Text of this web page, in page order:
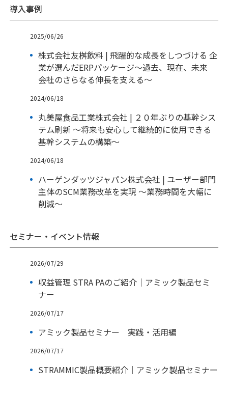
導入事例
2025/06/26
株式会社友桝飲料 | 飛躍的な成長をしつづける 企
業が選んだERPパッケージ～過去、現在、未来
会社のさらなる伸長を支える～
2024/06/18
丸美屋食品工業株式会社 | ２０年ぶりの基幹シス
テム刷新 ～将来も安心して継続的に使用できる
基幹システムの構築～
2024/06/18
ハーゲンダッツジャパン株式会社 | ユーザー部門
主体のSCM業務改革を実現 ～業務時間を大幅に
削減～
セミナー・イベント情報
2026/07/29
収益管理 STRA PAのご紹介｜アミック製品セミ
ナー
2026/07/17
アミック製品セミナー 実践・活用編
2026/07/17
STRAMMIC製品概要紹介｜アミック製品セミナー